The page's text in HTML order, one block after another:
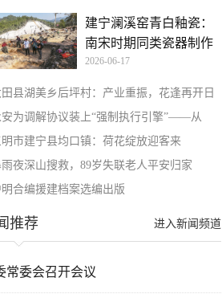
建宁澜溪窑青白釉瓷：
南宋时期同类瓷器制作
工
2026-06-17
田县湖美乡后坪村：产业重振，花逢再开日
安为调解协议装上“强制执行引擎”——从
明市建宁县均口镇：荷花绽放迎客来
雨夜深山搜救，89岁失联老人平安归家
合编援建档案选编出版
进入新闻频道
推荐
常委会召开会议